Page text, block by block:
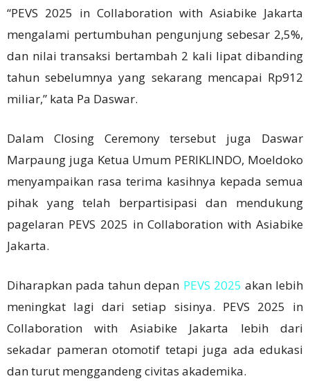
“PEVS 2025 in Collaboration with Asiabike Jakarta
mengalami pertumbuhan pengunjung sebesar 2,5%,
dan nilai transaksi bertambah 2 kali lipat dibanding
tahun sebelumnya yang sekarang mencapai Rp912
miliar,” kata Pa Daswar.
Dalam Closing Ceremony tersebut juga Daswar
Marpaung juga Ketua Umum PERIKLINDO, Moeldoko
menyampaikan rasa terima kasihnya kepada semua
pihak yang telah berpartisipasi dan mendukung
pagelaran PEVS 2025 in Collaboration with Asiabike
Jakarta.
Diharapkan pada tahun depan PEVS 2025 akan lebih
meningkat lagi dari setiap sisinya. PEVS 2025 in
Collaboration with Asiabike Jakarta lebih dari
sekadar pameran otomotif tetapi juga ada edukasi
dan turut menggandeng civitas akademika.